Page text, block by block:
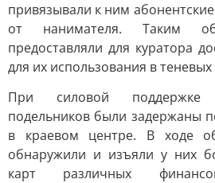
привязывали к ним
от нанимателя. Таким
предоставляли для куратора
для их использования в
При силовой поддержке
подельников были задержаны
в краевом центре. В ходе
обнаружили и изъяли у них
карт различных